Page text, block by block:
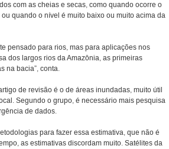
com as cheias e secas, como quando ocorre o
quando o nível é muito baixo ou muito acima da
pensado para rios, mas para aplicações nos
dos largos rios da Amazônia, as primeiras
na bacia”, conta.
de revisão é o de áreas inundadas, muito útil
Segundo o grupo, é necessário mais pesquisa
de dados.
para fazer essa estimativa, que não é
as estimativas discordam muito. Satélites da